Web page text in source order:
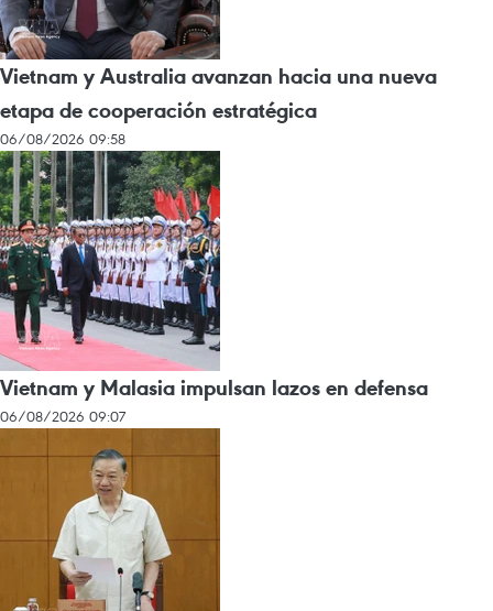
Vietnam y Australia avanzan hacia una nueva
etapa de cooperación estratégica
06/08/2026 09:58
Vietnam y Malasia impulsan lazos en defensa
06/08/2026 09:07